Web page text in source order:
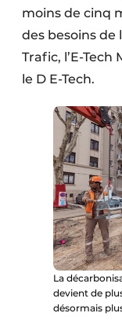
moins de cinq
des besoins de
Trafic, l’E-Tech
le D E-Tech.
La
devient de
désormais